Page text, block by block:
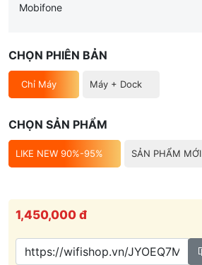
Mobifone
CHỌN PHIÊN BẢN
Chỉ Máy Máy + Dock
CHỌN SẢN PHẨM
LIKE NEW 90%-95% SẢN PHẨM MỚI
1,450,000 đ